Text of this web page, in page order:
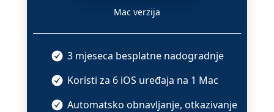
Mac verzija
3 mjeseca besplatne nadogradnje
Koristi za 6 iOS uređaja na 1 Mac
Automatsko obnavljanje, otkazivanje